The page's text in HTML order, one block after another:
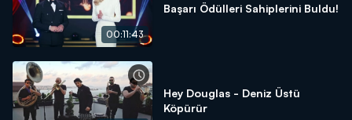
00:11:43
Başarı Ödülleri Sahiplerini Buldu!
Hey Douglas - Deniz Üstü
Köpürür